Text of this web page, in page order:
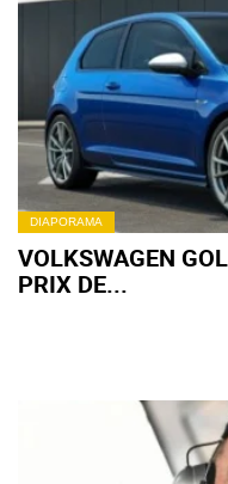
DIAPORAMA
VOLKSWAGEN
PRIX DE...